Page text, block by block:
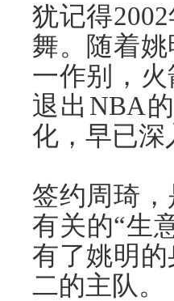
犹记得
舞。随着
一作别，
退出 NBA
化，早已深
签约周琦
有关的“生
有了姚明
二的主队。